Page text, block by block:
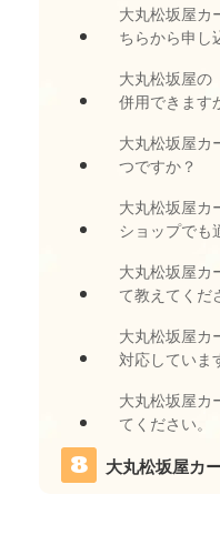
大丸松坂屋カ
ちらから申し
大丸松坂屋の
併用できます
大丸松坂屋カ
つですか？
大丸松坂屋カ
ショップでも
大丸松坂屋カ
て教えてくだ
大丸松坂屋カ
対応していま
大丸松坂屋カ
てください。
大丸松坂屋カ